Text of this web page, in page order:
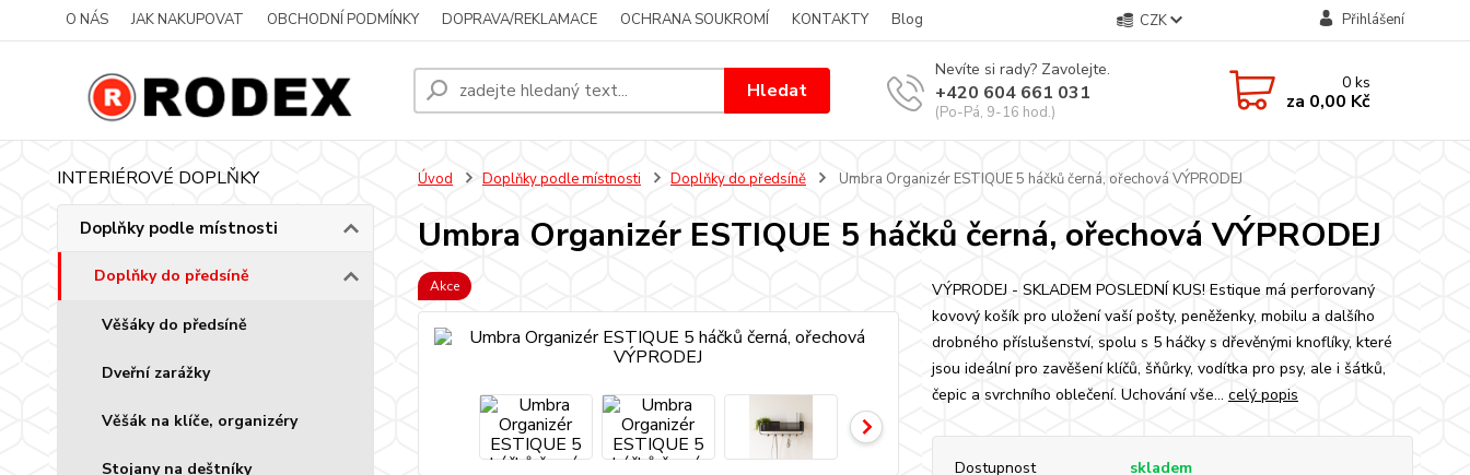
O NÁS JAK NAKUPOVAT OBCHODNÍ PODMÍNKY DOPRAVA/REKLAMACE OCHRANA SOUKROMÍ KONTAKTY Blog CZK Přihlášení
Hledat
Nevíte si rady? Zavolejte.
+420 604 661 031
(Po-Pá, 9-16 hod.)
0ks
za 0,00 Kč
INTERIÉROVÉ DOPLŇKY
Doplňky podle místnosti
Doplňky do předsíně
Věšáky do předsíně
Dveřní zarážky
Věšák na klíče, organizéry
Stojany na deštníky
Úvod Doplňky podle místnosti Doplňky do předsíně Umbra Organizér ESTIQUE 5 háčků černá, ořechová VÝPRODEJ
Umbra Organizér ESTIQUE 5 háčků černá, ořechová VÝPRODEJ
Akce
VÝPRODEJ - SKLADEM POSLEDNÍ KUS! Estique má perforovaný
kovový košík pro uložení vaší pošty, peněženky, mobilu a dalšího
drobného příslušenství, spolu s 5 háčky s dřevěnými knoflíky, které
jsou ideální pro zavěšení klíčů, šňůrky, vodítka pro psy, ale i šátků,
čepic a svrchního oblečení. Uchování vše... celý popis
Dostupnost
skladem